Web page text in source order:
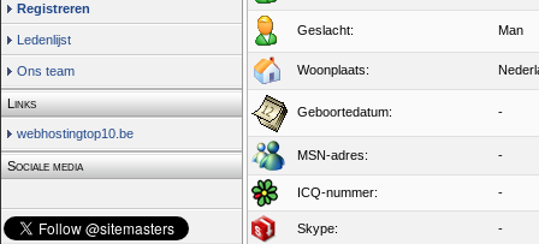
Registreren
Ledenlijst
Ons team
Links
webhostingtop10.be
Sociale media
Geslacht: Man
Woonplaats:
Geboortedatum: -
MSN-adres: -
ICQ-nummer: -
Skype: -